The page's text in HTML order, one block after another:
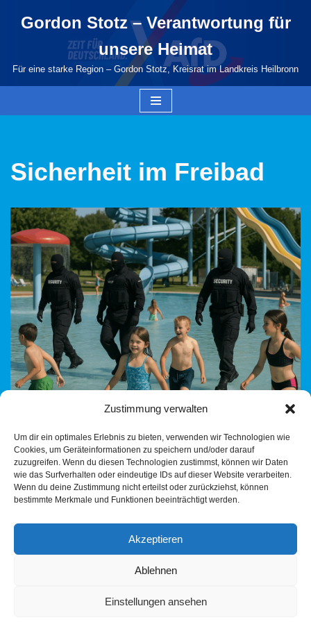
Zustimmung verwalten
Um dir ein optimales Erlebnis zu bieten, verwenden wir Technologien wie
Cookies, um Geräteinformationen zu speichern und/oder darauf
zuzugreifen. Wenn du diesen Technologien zustimmst, können wir Daten
wie das Surfverhalten oder eindeutige IDs auf dieser Website verarbeiten.
Wenn du deine Zustimmung nicht erteilst oder zurückziehst, können
bestimmte Merkmale und Funktionen beeinträchtigt werden.
Akzeptieren
Ablehnen
Einstellungen ansehen
springen
Gordon Stotz – Verantwortung für
unsere Heimat
Für eine starke Region – Gordon Stotz, Kreisrat im Landkreis Heilbronn
Sicherheit im Freibad
deutschen Freibädern. Wer schützt eigentlich noch die
Anständigen?